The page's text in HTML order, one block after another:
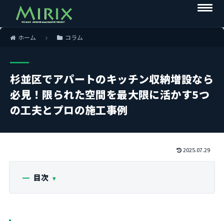
ホーム コラム
杉並区でアパートのキッチン収納増設なら
必見！限られた空間を最大限に活かす5つ
の工夫とプロの施工事例
2025.07.29
目次